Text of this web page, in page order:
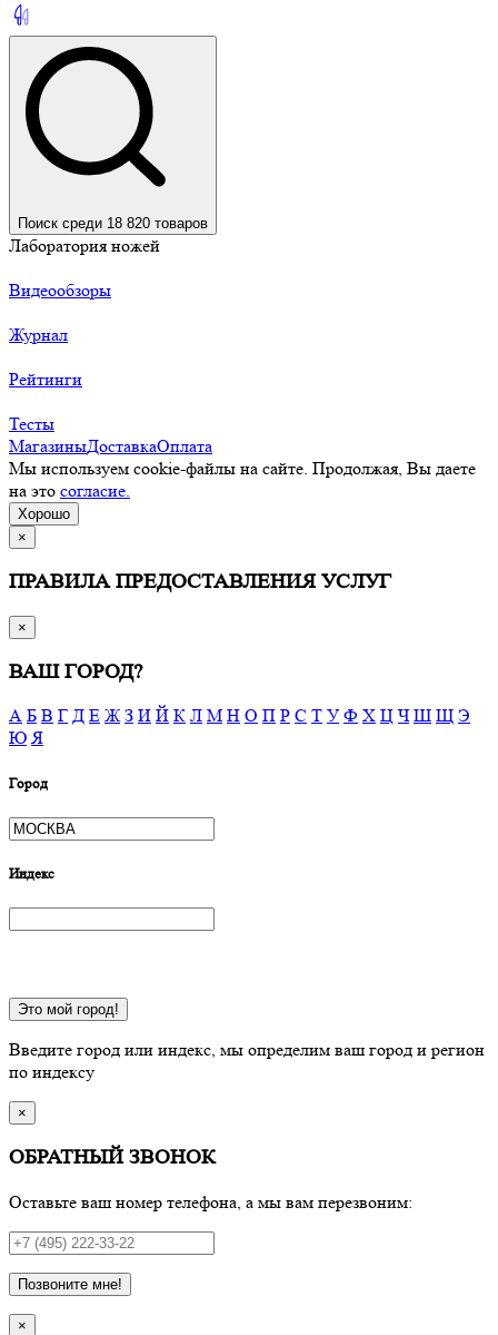
Поиск среди 18 820 товаров
Лаборатория ножей
Видеообзоры
Журнал
Рейтинги
Тесты
МагазиныДоставкаОплата
Мы используем cookie-файлы на сайте. Продолжая, Вы даете
на это согласие.
Хорошо
×
ПРАВИЛА ПРЕДОСТАВЛЕНИЯ УСЛУГ
×
ВАШ ГОРОД?
А Б В Г Д Е Ж З И Й К Л М Н О П Р С Т У Ф Х Ц Ч Ш Щ Э
Ю Я
Город
Индекс
Это мой город!
Введите город или индекс, мы определим ваш город и регион
по индексу
×
ОБРАТНЫЙ ЗВОНОК
Оставьте ваш номер телефона, а мы вам перезвоним:
Позвоните мне!
×